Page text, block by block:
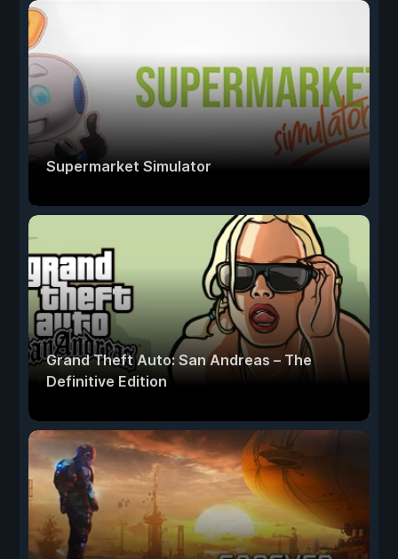
Supermarket Simulator
Grand Theft Auto: San Andreas – The
Definitive Edition